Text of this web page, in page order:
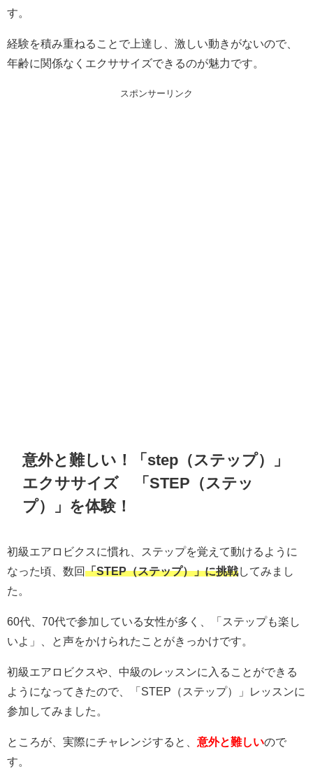
す。
経験を積み重ねることで上達し、激しい動きがないので、
年齢に関係なくエクササイズできるのが魅力です。
スポンサーリンク
意外と難しい！「step（ステップ）」
エクササイズ 「STEP（ステッ
プ）」を体験！
初級エアロビクスに慣れ、ステップを覚えて動けるように
なった頃、数回「STEP（ステップ）」に挑戦してみまし
た。
60代、70代で参加している女性が多く、「ステップも楽し
いよ」、と声をかけられたことがきっかけです。
初級エアロビクスや、中級のレッスンに入ることができる
ようになってきたので、「STEP（ステップ）」レッスンに
参加してみました。
ところが、実際にチャレンジすると、 意外と難しいので
す。